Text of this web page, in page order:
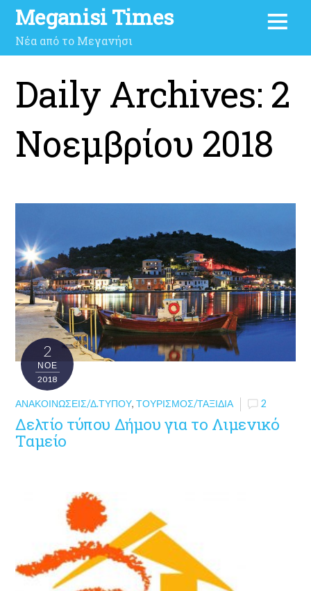
Meganisi Times
Νέα από το Μεγανήσι
Daily Archives: 2
Νοεμβρίου 2018
2
ΝΟΈ
2018
ΑΝΑΚΟΙΝΏΣΕΙΣ/Δ.ΤΎΠΟΥ,ΤΟΥΡΙΣΜΌΣ/ΤΑΞΊΔΙΑ 2
Δελτίο τύπου Δήμου για το Λιμενικό
Ταμείο